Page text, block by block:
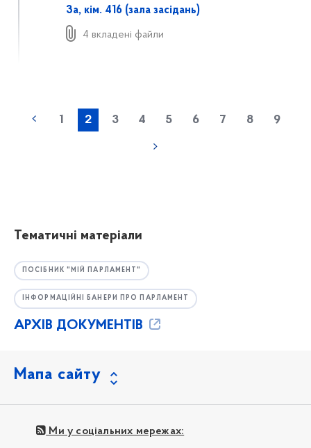
3а, кім. 416 (залa засідань)
4 вкладені файли
1 2 3 4 5 6 7 8 9
Тематичні матеріали
ПОСІБНИК "МІЙ ПАРЛАМЕНТ"
ІНФОРМАЦІЙНІ БАНЕРИ ПРО ПАРЛАМЕНТ
АРХІВ ДОКУМЕНТІВ
Мапа сайту
Ми у соціальних мережах: